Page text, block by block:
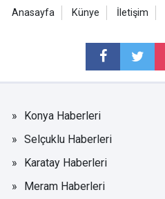
Anasayfa Künye İletişim
Konya Haberleri
Selçuklu Haberleri
Karatay Haberleri
Meram Haberleri